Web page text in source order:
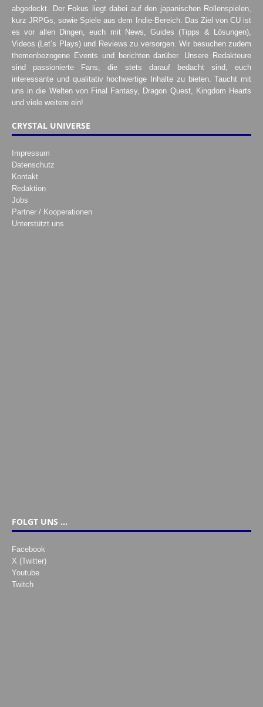
abgedeckt. Der Fokus liegt dabei auf den japanischen Rollenspielen,
kurz JRPGs, sowie Spiele aus dem Indie-Bereich. Das Ziel von CU ist
es vor allen Dingen, euch mit News, Guides (Tipps & Lösungen),
Videos (Let’s Plays) und Reviews zu versorgen. Wir besuchen zudem
themenbezogene Events und berichten darüber. Unsere Redakteure
sind passionierte Fans, die stets darauf bedacht sind, euch
interessante und qualitativ hochwertige Inhalte zu bieten. Taucht mit
uns in die Welten von Final Fantasy, Dragon Quest, Kingdom Hearts
und viele weitere ein!
CRYSTAL UNIVERSE
Impressum
Datenschutz
Kontakt
Redaktion
Jobs
Partner / Kooperationen
Unterstützt uns
FOLGT UNS …
Facebook
X (Twitter)
Youtube
Twitch